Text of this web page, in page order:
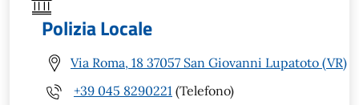
Polizia Locale
Via Roma, 18 37057 San Giovanni Lupatoto (VR)
+39 045 8290221 (Telefono)